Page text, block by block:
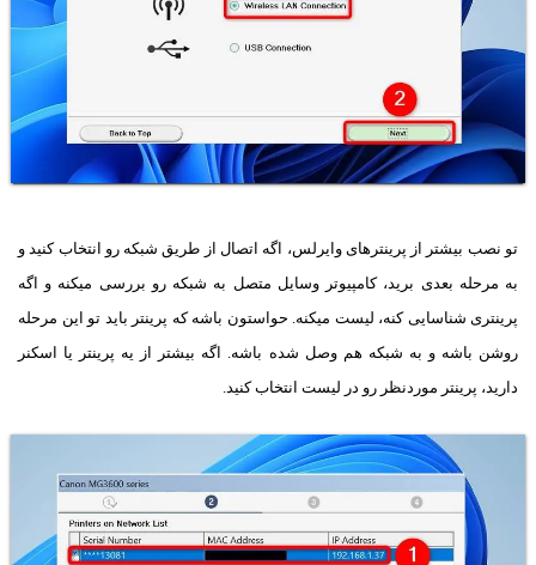
تو نصب بیشتر از پرینترهای وایرلس، اگه اتصال از طریق شبکه رو انتخاب کنید و
به مرحله بعدی برید، کامپیوتر وسایل متصل به شبکه رو بررسی میکنه و اگه
پرینتری شناسایی کنه، لیست میکنه. حواستون باشه که پرینتر باید تو این مرحله
روشن باشه و به شبکه هم وصل شده باشه. اگه بیشتر از یه پرینتر یا اسکنر
دارید، پرینتر موردنظر رو در لیست انتخاب کنید.